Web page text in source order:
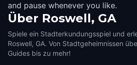
and pause whenever you like.
Über Roswell, GA
Spiele ein Stadterkundungsspiel und
Roswell, GA. Von Stadtgeheimnissen
Guides bis zu mehr!